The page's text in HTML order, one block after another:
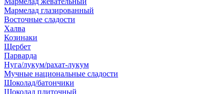
Мармелад глазированный
Восточные сладости
Халва
Козинаки
Щербет
Парварда
Нуга/лукум/рахат-лукум
Мучные национальные сладости
Шоколад/батончики
Шоколад плиточный